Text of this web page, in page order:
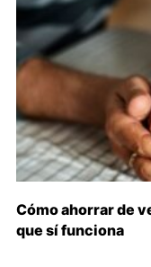
Cómo ahorrar de
que sí funciona